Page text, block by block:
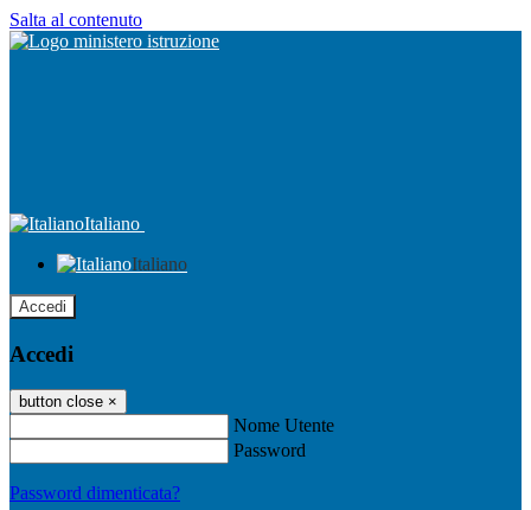
Salta al contenuto
Italiano
Italiano
Accedi
Accedi
button close ×
Nome Utente
Password
Password dimenticata?